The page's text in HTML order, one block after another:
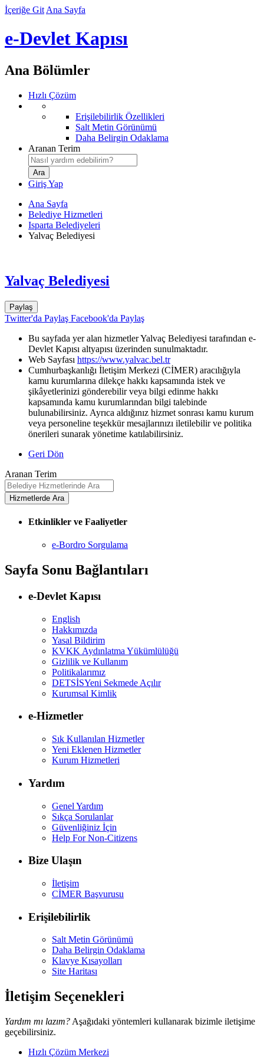
İçeriğe Git Ana Sayfa
e-Devlet Kapısı
Ana Bölümler
Hızlı Çözüm
Erişilebilirlik Özellikleri
Salt Metin Görünümü
Daha Belirgin Odaklama
Aranan Terim
Giriş Yap
Ana Sayfa
Belediye Hizmetleri
Isparta Belediyeleri
Yalvaç Belediyesi
Yalvaç Belediyesi
Paylaş
Twitter'da Paylaş Facebook'da Paylaş
Bu sayfada yer alan hizmetler Yalvaç Belediyesi tarafından e-
Devlet Kapısı altyapısı üzerinden sunulmaktadır.
Web Sayfası https://www.yalvac.bel.tr
Cumhurbaşkanlığı İletişim Merkezi (CİMER) aracılığıyla
kamu kurumlarına dilekçe hakkı kapsamında istek ve
şikâyetlerinizi gönderebilir veya bilgi edinme hakkı
kapsamında kamu kurumlarından bilgi talebinde
bulunabilirsiniz. Ayrıca aldığınız hizmet sonrası kamu kurum
veya personeline teşekkür mesajlarınızı iletilebilir ve politika
önerileri sunarak yönetime katılabilirsiniz.
Geri Dön
Aranan Terim
Etkinlikler ve Faaliyetler
e-Bordro Sorgulama
Sayfa Sonu Bağlantıları
e-Devlet Kapısı
English
Hakkımızda
Yasal Bildirim
KVKK Aydınlatma Yükümlülüğü
Gizlilik ve Kullanım
Politikalarımız
DETSİSYeni Sekmede Açılır
Kurumsal Kimlik
e-Hizmetler
Sık Kullanılan Hizmetler
Yeni Eklenen Hizmetler
Kurum Hizmetleri
Yardım
Genel Yardım
Sıkça Sorulanlar
Güvenliğiniz İçin
Help For Non-Citizens
Bize Ulaşın
İletişim
CİMER Başvurusu
Erişilebilirlik
Salt Metin Görünümü
Daha Belirgin Odaklama
Klavye Kısayolları
Site Haritası
İletişim Seçenekleri
Yardım mı lazım? Aşağıdaki yöntemleri kullanarak bizimle iletişime
geçebilirsiniz.
Hızlı Çözüm Merkezi